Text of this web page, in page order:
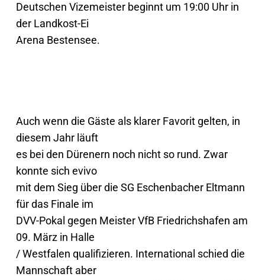
Deutschen Vizemeister beginnt um 19:00 Uhr in
der Landkost-Ei
Arena Bestensee.
Auch wenn die Gäste als klarer Favorit gelten, in
diesem Jahr läuft
es bei den Dürenern noch nicht so rund. Zwar
konnte sich evivo
mit dem Sieg über die SG Eschenbacher Eltmann
für das Finale im
DVV-Pokal gegen Meister VfB Friedrichshafen am
09. März in Halle
/ Westfalen qualifizieren. International schied die
Mannschaft aber